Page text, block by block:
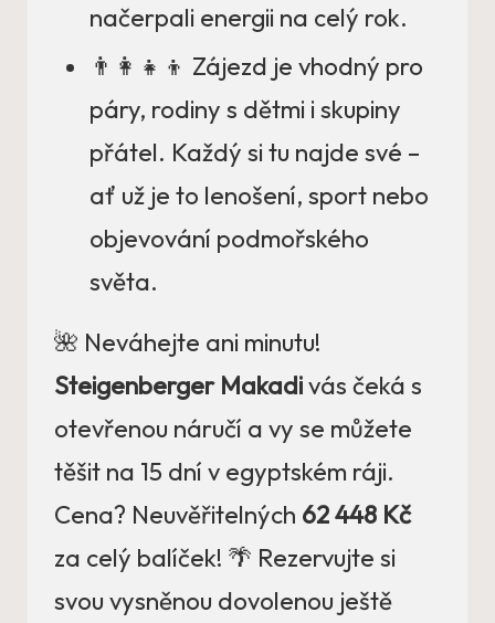
načerpali energii na celý rok.
👨‍👩‍👧‍👦 Zájezd je vhodný pro
páry, rodiny s dětmi i skupiny
přátel. Každý si tu najde své –
ať už je to lenošení, sport nebo
objevování podmořského
světa.
🌺 Neváhejte ani minutu!
Steigenberger Makadivás čeká s
otevřenou náručí a vy se můžete
těšit na 15 dní v egyptském ráji.
Cena? Neuvěřitelných 62 448 Kč
za celý balíček! 🌴 Rezervujte si
svou vysněnou dovolenou ještě